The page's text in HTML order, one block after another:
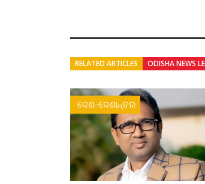
RELATED ARTICLES ODISHA NEWS
ଦେଶ-ଦେଶାନ୍ତର